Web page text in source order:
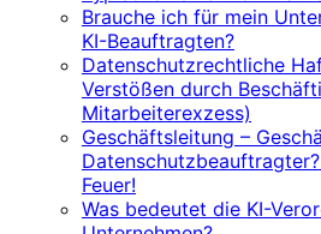
Brauche ich für mein
KI-Beauftragten?
Datenschutzrechtliche
Verstößen durch
Mitarbeiterexzess)
Geschäftsleitung –
Feuer!
Was bedeutet die KI-